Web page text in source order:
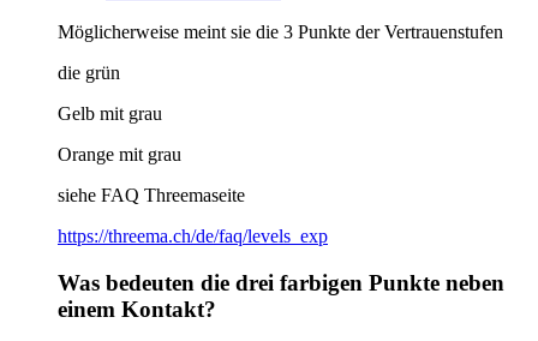
Möglicherweise meint sie die 3 Punkte der Vertrauenstufen
die grün
Gelb mit grau
Orange mit grau
siehe FAQ Threemaseite
https://threema.ch/de/faq/levels_exp
Was bedeuten die drei farbigen Punkte neben
einem Kontakt?